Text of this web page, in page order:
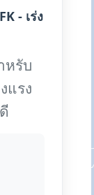
- เร่ง
หรับ
แรง